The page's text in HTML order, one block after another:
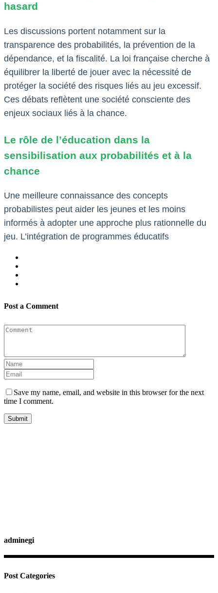
hasard
Les discussions portent notamment sur la
transparence des probabilités, la prévention de la
dépendance, et la fiscalité. La loi française cherche à
équilibrer la liberté de jouer avec la nécessité de
protéger la société des risques liés au jeu excessif.
Ces débats reflètent une société consciente des
enjeux sociaux liés à la chance.
Le rôle de l’éducation dans la
sensibilisation aux probabilités et à la
chance
Une meilleure connaissance des concepts
probabilistes peut aider les jeunes et les moins
informés à adopter une approche plus rationnelle du
jeu. L’intégration de programmes éducatifs
Post a Comment
Save my name, email, and website in this browser for the next
time I comment.
adminegi
Post Categories